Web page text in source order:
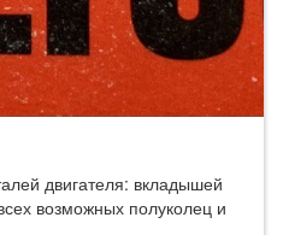
двигателя: вкладышей
возможных полуколец и